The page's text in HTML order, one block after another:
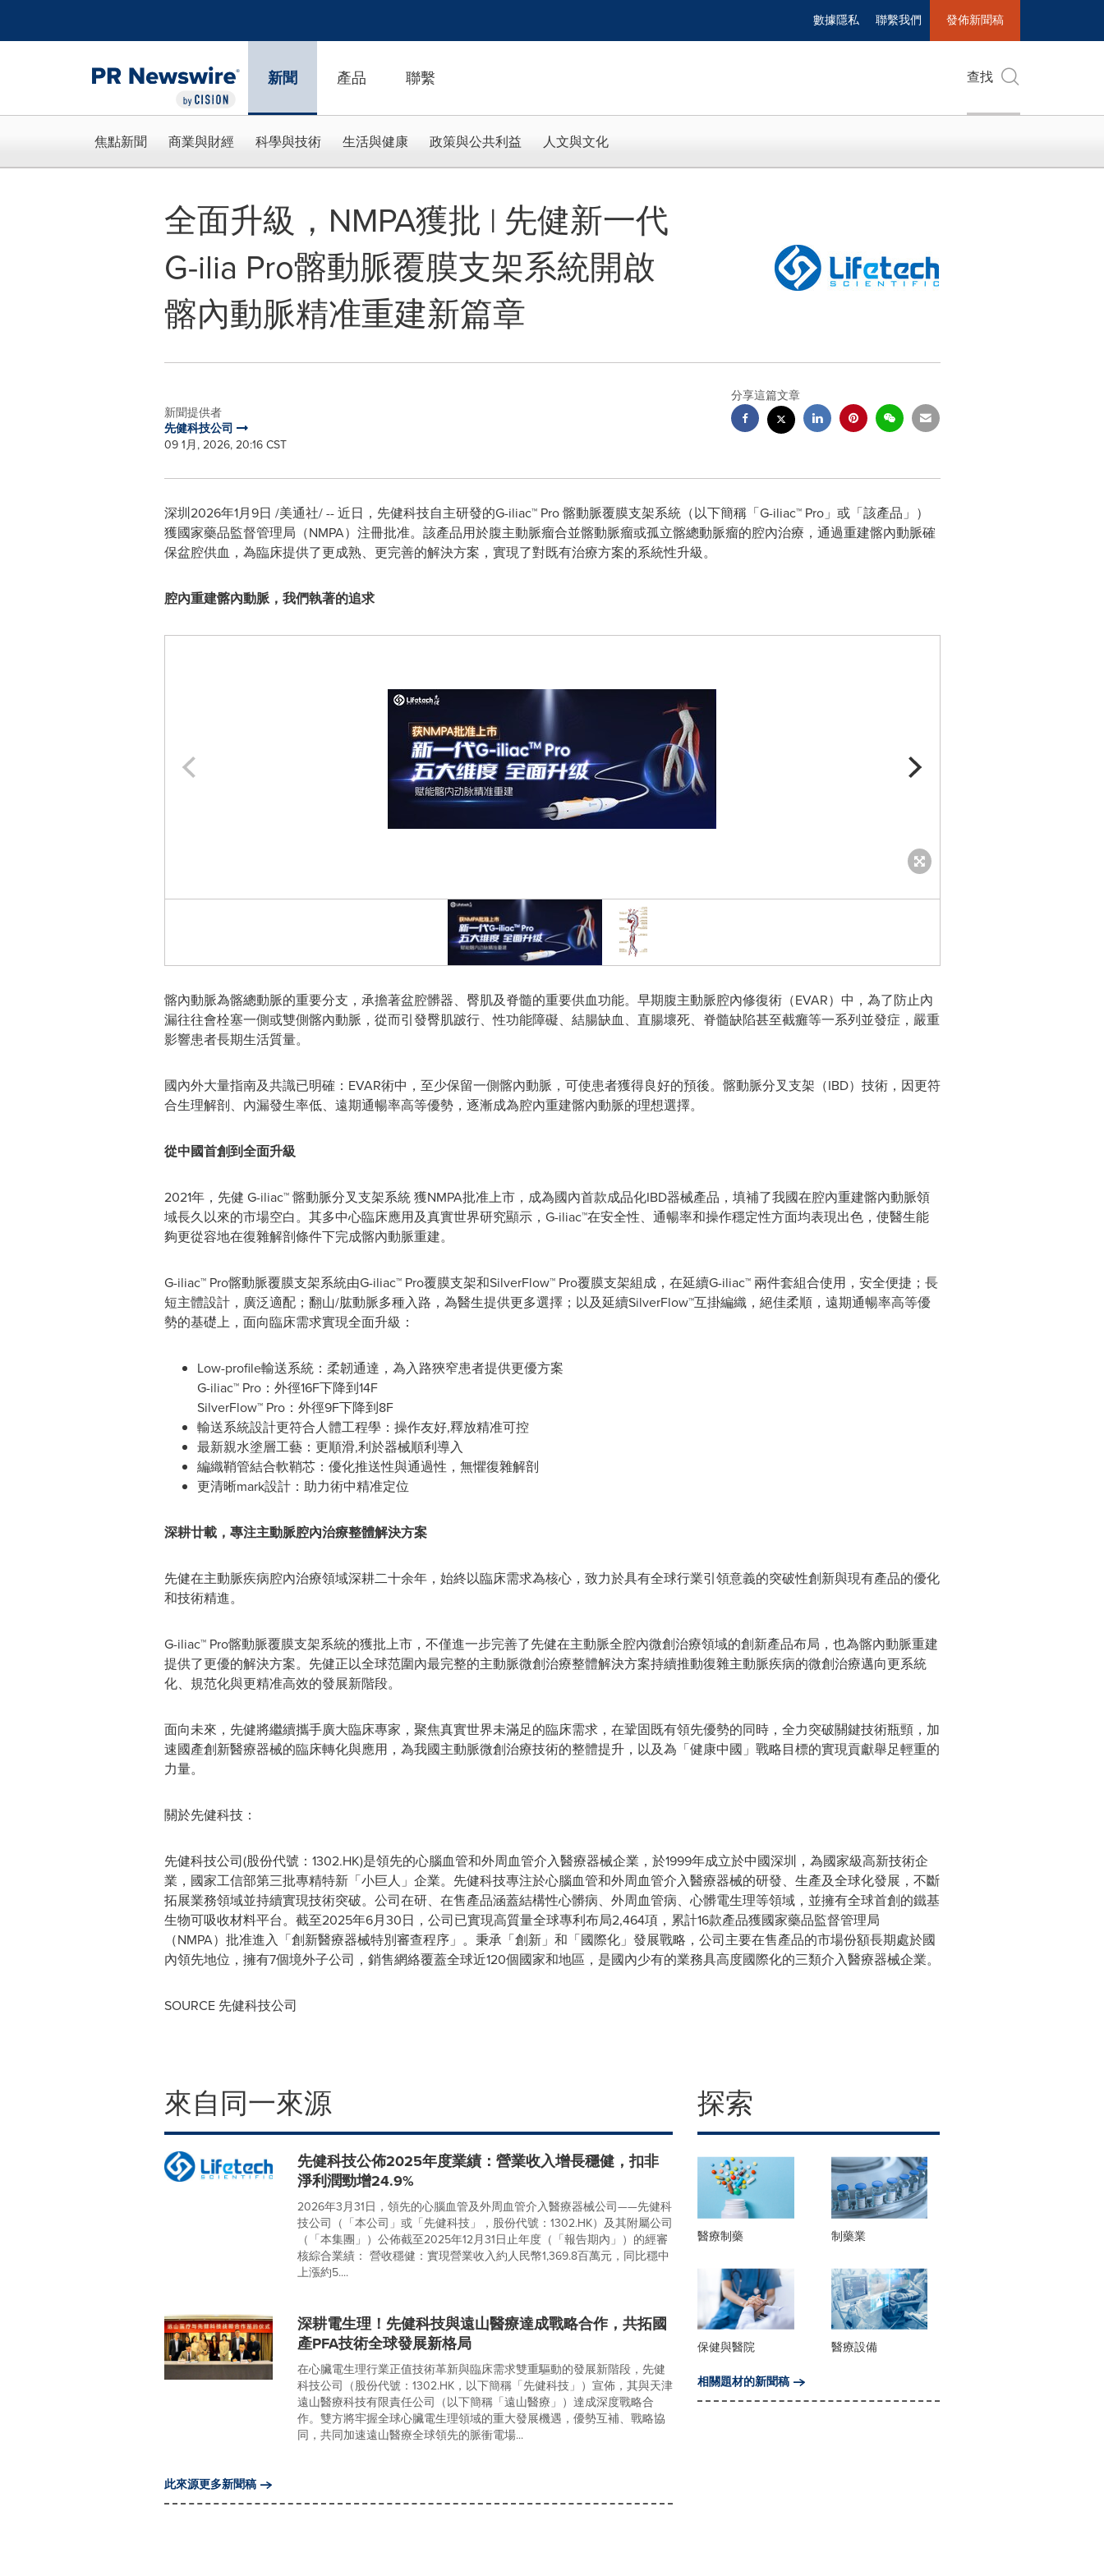
數據隱私 聯繫我們 發佈新聞稿
新聞 產品 聯繫 查找
焦點新聞 商業與財經 科學與技術 生活與健康 政策與公共利益 人文與文化
全面升級，NMPA獲批 | 先健新一代
G-ilia Pro髂動脈覆膜支架系統開啟
髂內動脈精准重建新篇章
新聞提供者
先健科技公司
09 1月, 2026, 20:16 CST
分享這篇文章
深圳2026年1月9日 /美通社/ -- 近日，先健科技自主研發的G-iliac™ Pro 髂動脈覆膜支架系統（以下簡稱「G-iliac™ Pro」或「該產品」）
獲國家藥品監督管理局（NMPA）注冊批准。該產品用於腹主動脈瘤合並髂動脈瘤或孤立髂總動脈瘤的腔內治療，通過重建髂內動脈確
保盆腔供血，為臨床提供了更成熟、更完善的解決方案，實現了對既有治療方案的系統性升級。
腔內重建髂內動脈，我們執著的追求
髂內動脈為髂總動脈的重要分支，承擔著盆腔髒器、臀肌及脊髓的重要供血功能。早期腹主動脈腔內修復術（EVAR）中，為了防止內
漏往往會栓塞一側或雙側髂內動脈，從而引發臀肌跛行、性功能障礙、結腸缺血、直腸壞死、脊髓缺陷甚至截癱等一系列並發症，嚴重
影響患者長期生活質量。
國內外大量指南及共識已明確：EVAR術中，至少保留一側髂內動脈，可使患者獲得良好的預後。髂動脈分叉支架（IBD）技術，因更符
合生理解剖、內漏發生率低、遠期通暢率高等優勢，逐漸成為腔內重建髂內動脈的理想選擇。
從中國首創到全面升級
2021年，先健 G-iliac™ 髂動脈分叉支架系統 獲NMPA批准上市，成為國內首款成品化IBD器械產品，填補了我國在腔內重建髂內動脈領
域長久以來的市場空白。其多中心臨床應用及真實世界研究顯示，G-iliac™在安全性、通暢率和操作穩定性方面均表現出色，使醫生能
夠更從容地在復雜解剖條件下完成髂內動脈重建。
G-iliac™ Pro髂動脈覆膜支架系統由G-iliac™ Pro覆膜支架和SilverFlow™ Pro覆膜支架組成，在延續G-iliac™ 兩件套組合使用，安全便捷；長
短主體設計，廣泛適配；翻山/肱動脈多種入路，為醫生提供更多選擇；以及延續SilverFlow™互掛編織，絕佳柔順，遠期通暢率高等優
勢的基礎上，面向臨床需求實現全面升級：
Low-profile輸送系統：柔韌通達，為入路狹窄患者提供更優方案
G-iliac™ Pro：外徑16F下降到14F
SilverFlow™ Pro：外徑9F下降到8F
輸送系統設計更符合人體工程學：操作友好,釋放精准可控
最新親水塗層工藝：更順滑,利於器械順利導入
編織鞘管結合軟鞘芯：優化推送性與通過性，無懼復雜解剖
更清晰mark設計：助力術中精准定位
深耕廿載，專注主動脈腔內治療整體解決方案
先健在主動脈疾病腔內治療領域深耕二十余年，始終以臨床需求為核心，致力於具有全球行業引領意義的突破性創新與現有產品的優化
和技術精進。
G-iliac™ Pro髂動脈覆膜支架系統的獲批上市，不僅進一步完善了先健在主動脈全腔內微創治療領域的創新產品布局，也為髂內動脈重建
提供了更優的解決方案。先健正以全球范圍內最完整的主動脈微創治療整體解決方案持續推動復雜主動脈疾病的微創治療邁向更系統
化、規范化與更精准高效的發展新階段。
面向未來，先健將繼續攜手廣大臨床專家，聚焦真實世界未滿足的臨床需求，在鞏固既有領先優勢的同時，全力突破關鍵技術瓶頸，加
速國產創新醫療器械的臨床轉化與應用，為我國主動脈微創治療技術的整體提升，以及為「健康中國」戰略目標的實現貢獻舉足輕重的
力量。
關於先健科技：
先健科技公司(股份代號：1302.HK)是領先的心腦血管和外周血管介入醫療器械企業，於1999年成立於中國深圳，為國家級高新技術企
業，國家工信部第三批專精特新「小巨人」企業。先健科技專注於心腦血管和外周血管介入醫療器械的研發、生產及全球化發展，不斷
拓展業務領域並持續實現技術突破。公司在研、在售產品涵蓋結構性心髒病、外周血管病、心髒電生理等領域，並擁有全球首創的鐵基
生物可吸收材料平台。截至2025年6月30日，公司已實現高質量全球專利布局2,464項，累計16款產品獲國家藥品監督管理局
（NMPA）批准進入「創新醫療器械特別審查程序」。秉承「創新」和「國際化」發展戰略，公司主要在售產品的市場份額長期處於國
內領先地位，擁有7個境外子公司，銷售網絡覆蓋全球近120個國家和地區，是國內少有的業務具高度國際化的三類介入醫療器械企業。
SOURCE 先健科技公司
來自同一來源
先健科技公佈2025年度業績：營業收入增長穩健，扣非
淨利潤勁增24.9%
2026年3月31日，領先的心腦血管及外周血管介入醫療器械公司——先健科
技公司（「本公司」或「先健科技」，股份代號：1302.HK）及其附屬公司
（「本集團」）公佈截至2025年12月31日止年度（「報告期內」）的經審
核綜合業績： 營收穩健：實現營業收入約人民幣1,369.8百萬元，同比穩中
上漲約5....
深耕電生理！先健科技與遠山醫療達成戰略合作，共拓國
產PFA技術全球發展新格局
在心臟電生理行業正值技術革新與臨床需求雙重驅動的發展新階段，先健
科技公司（股份代號：1302.HK，以下簡稱「先健科技」）宣佈，其與天津
遠山醫療科技有限責任公司（以下簡稱「遠山醫療」）達成深度戰略合
作。雙方將牢握全球心臟電生理領域的重大發展機遇，優勢互補、戰略協
同，共同加速遠山醫療全球領先的脈衝電場...
此來源更多新聞稿
探索
醫療制藥 制藥業
保健與醫院
醫療設備
相關題材的新聞稿